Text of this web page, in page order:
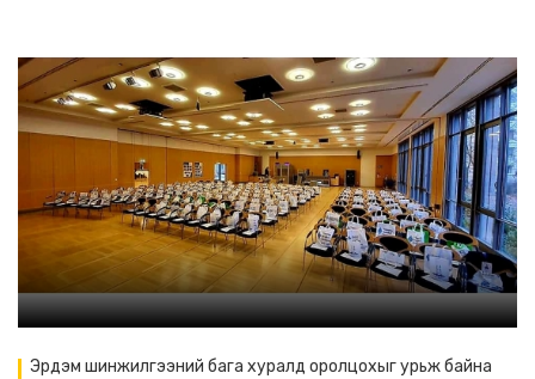
Эрдэм шинжилгээний бага хуралд оролцохыг урьж байна